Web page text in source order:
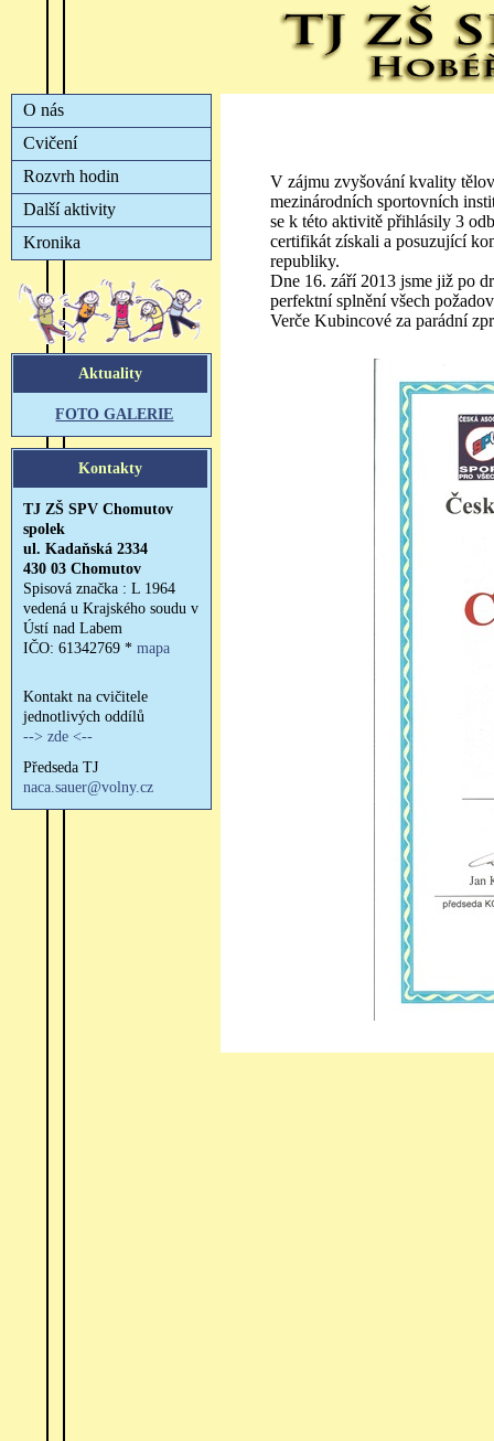
V zájmu zvyšování kvality
mezinárodních sportovních
se k této aktivitě přihlásily 3
certifikát získali a posuzující
republiky.
Dne 16. září 2013 jsme již po
perfektní splnění všech
Verče Kubincové za parádní